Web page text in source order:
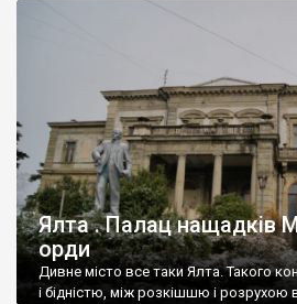
Ялта . Палац нащадків
орди
Дивне місто все таки Ялта. Такого
і бідністю, між розкішшю і розрухою